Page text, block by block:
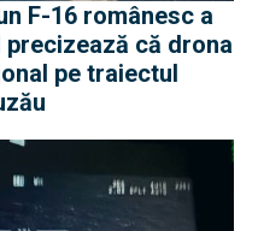
F-16 românesc a
că drona
pe traiectul